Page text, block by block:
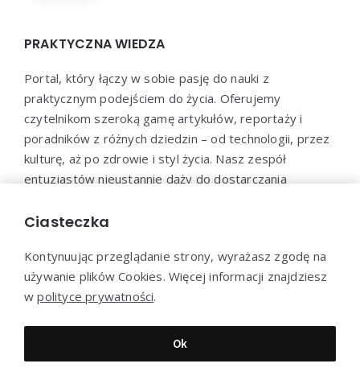
PRAKTYCZNA WIEDZA
Portal, który łączy w sobie pasję do nauki z
praktycznym podejściem do życia. Oferujemy
czytelnikom szeroką gamę artykułów, reportaży i
poradników z różnych dziedzin – od technologii, przez
kulturę, aż po zdrowie i styl życia. Nasz zespół
entuzjastów nieustannie dąży do dostarczania
poszerzyć horyzonty i efektywnie wykorzystać
Dziękujemy za wizytę - Praktyczna-wiedza.pl © 2022
Ciasteczka
Kontynuując przeglądanie strony, wyrażasz zgodę na
używanie plików Cookies. Więcej informacji znajdziesz
wpolityce prywatności.
Ok